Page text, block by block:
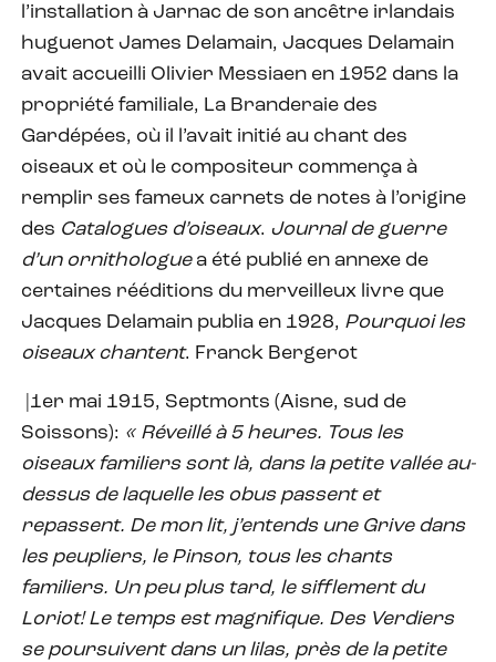
l’installation à Jarnac de son ancêtre irlandais
huguenot James Delamain, Jacques Delamain
avait accueilli Olivier Messiaen en 1952 dans la
propriété familiale, La Branderaie des
Gardépées, où il l’avait initié au chant des
oiseaux et où le compositeur commença à
remplir ses fameux carnets de notes à l’origine
des Catalogues d’oiseaux. Journal de guerre
d’un ornithologuea été publié en annexe de
certaines rééditions du merveilleux livre que
Jacques Delamain publia en 1928, Pourquoi les
oiseaux chantent. Franck Bergerot
|1er mai 1915, Septmonts (Aisne, sud de
Soissons): « Réveillé à 5 heures. Tous les
oiseaux familiers sont là, dans la petite vallée au-
dessus de laquelle les obus passent et
repassent. De mon lit, j’entends une Grive dans
les peupliers, le Pinson, tous les chants
familiers. Un peu plus tard, le sifflement du
Loriot! Le temps est magnifique. Des Verdiers
se poursuivent dans un lilas, près de la petite